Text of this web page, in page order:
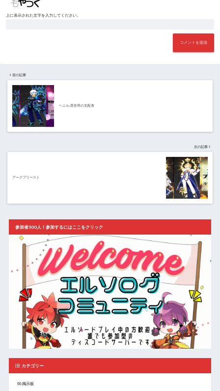
上に表示された文字を入力してください。
前の記事
ヘニル-異世界の支配者
次の記事
アークプリースト
参加者300人！参加するにはここをクリック
カテゴリー
00.掲示板